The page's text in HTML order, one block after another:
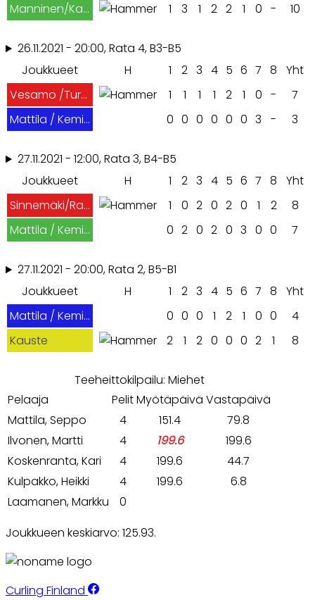
Manninen/Kangasniemi
1 3 1 2 2 1 0 - 10
26.11.2021 - 20:00, Rata 4, B3-B5
Joukkueet
H 1 2 3 4 5 6 7 8
Yht
Vesamo /Turku
1 1 1 1 2 1 0 -
7
Mattila / Kemijärvi
0 0 0 0 0 0 3 - 3
27.11.2021 - 12:00, Rata 3, B4-B5
Joukkueet
H 1 2 3 4 5 6 7 8
Yht
Sinnemäki/Rantasalmi
1 0 2 0 2 0 1 2
8
Mattila / Kemijärvi
0 2 0 2 0 3 0 0 7
27.11.2021 - 20:00, Rata 2, B5-B1
Joukkueet
H 1 2 3 4 5 6 7 8
Yht
Mattila / Kemijärvi
0 0 0 1 2 1 0 0
4
Kauste
2 1 2 0 0 0 2 1 8
Teeheittokilpailu: Miehet
Pelaaja
PelitMyötäpäivä Vastapäivä
Mattila, Seppo
4 151.4
79.8
Ilvonen, Martti
4 199.6
199.6
Koskenranta, Kari
4 199.6
44.7
Kulpakko, Heikki
4 199.6
6.8
Laamanen, Markku
0
Joukkueen keskiarvo: 125.93.
Curling Finland